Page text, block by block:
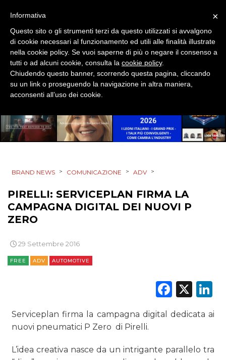
PRODOTTI
PUNTI VENDITA
STRATEGIE
EDITORIA
RADIO / AUDIO
DATI
BRAND NEWS > COMUNICAZIONE > ADV >
PIRELLI: SERVICEPLAN FIRMA LA
CAMPAGNA DIGITAL DEI NUOVI P
ZERO
29 Settembre 2016
FREE ADV AUTOMOTIVE
X
Serviceplan firma la campagna digital dedicata ai
nuovi pneumatici P Zero di Pirelli.
L’idea creativa nasce da un intrigante parallelo tra
×
Informativa
Questo sito o gli strumenti terzi da questo utilizzati si avvalgono
di cookie necessari al funzionamento ed utili alle finalità illustrate
nella cookie policy. Se vuoi saperne di più o negare il consenso a
tutti o ad alcuni cookie, consulta la cookie policy.
Chiudendo questo banner, scorrendo questa pagina, cliccando
su un link o proseguendo la navigazione in altra maniera,
acconsenti all’uso dei cookie.